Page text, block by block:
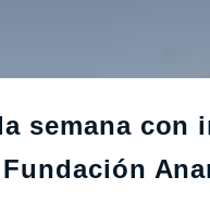
semana